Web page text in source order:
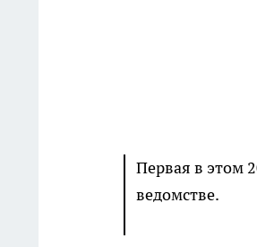
Первая в этом
ведомстве.